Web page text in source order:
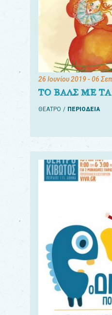
26 Ιουνίου 2019- 06
ΤΟ ΒΑΛΣ ΜΕ
ΘΕΑΤΡΟ ΠΕΡΙΟΔΕΙΑ